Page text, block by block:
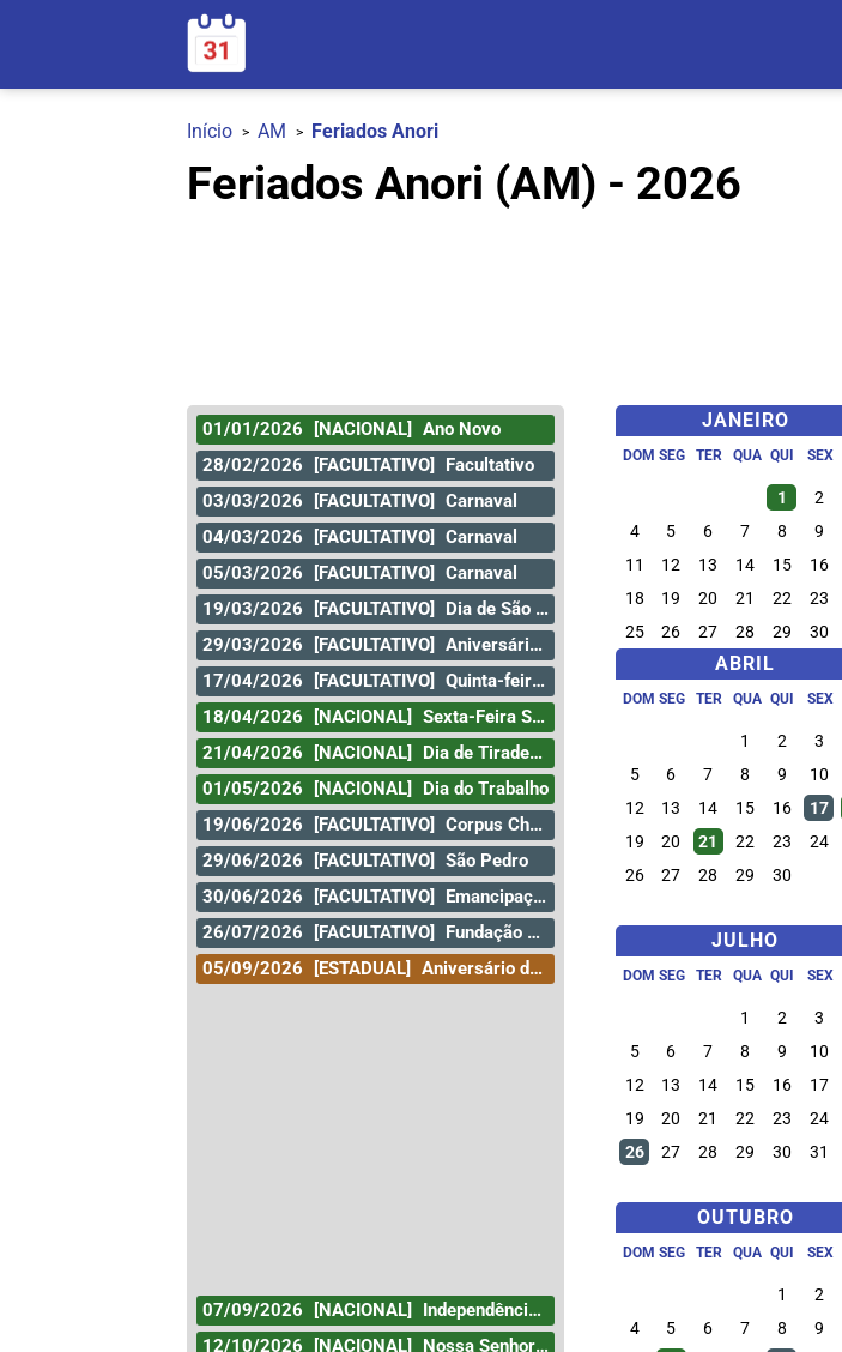
Início AM Feriados Anori
Feriados Anori (AM) - 2026
01/01/2026 [NACIONAL]
Ano Novo
28/02/2026
[FACULTATIVO]
Facultativo
03/03/2026
[FACULTATIVO]
Carnaval
04/03/2026
[FACULTATIVO]
Carnaval
05/03/2026
[FACULTATIVO]
Carnaval
19/03/2026
[FACULTATIVO]
Dia de São José
29/03/2026
[FACULTATIVO]
Aniversário da Cidade de Curitiba
17/04/2026
[FACULTATIVO]
Quinta-feira santa
18/04/2026
[NACIONAL]
Sexta-Feira Santa
21/04/2026
[NACIONAL]
Dia de Tiradentes
01/05/2026
[NACIONAL]
Dia do Trabalho
19/06/2026
[FACULTATIVO]
Corpus Christi
29/06/2026
[FACULTATIVO]
São Pedro
30/06/2026
[FACULTATIVO]
Emancipação
26/07/2026
[FACULTATIVO]
Fundação da Cidade de Goiás
05/09/2026
[ESTADUAL] Aniversário do Amazonas
07/09/2026 [NACIONAL]
Independência do Brasil
12/10/2026
[NACIONAL]
Nossa Senhora Aparecida
JANEIRO
DOM SEG TER QUA QUI SEX
1 2
4
5 6 7 8 9
11
12 13 14 15 16
18
19 20 21 22 23
25
26 27 28 29 30
ABRIL
DOM SEG TER QUA QUI SEX
1 2 3
5
6 7 8 9 10
12
13 14 15 16 17
19
20 21 22 23 24
26
27 28 29 30
JULHO
DOM SEG TER QUA QUI SEX
1 2 3
5
6 7 8 9 10
12
13 14 15 16 17
19
20 21 22 23 24
26
27 28 29 30 31
OUTUBRO
DOM SEG TER QUA QUI SEX
1 2
4
5 6 7 8 9